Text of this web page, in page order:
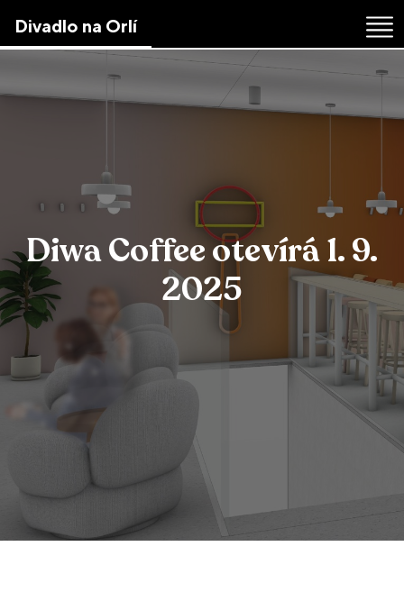
the
↷
Divadlo na Orlí
Diwa Coffee otevírá 1. 9.
2025